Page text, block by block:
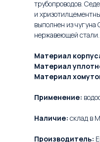
трубопроводов.
и
выполнен из
нержавеющей стали.
Материал
Материал
Материал
Применение:
Наличие: склад в
Производитель: